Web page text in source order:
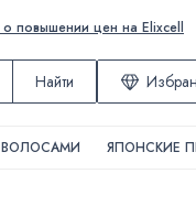
повышении цен на Elixcell
Найти
ЯПОНСКИЕ